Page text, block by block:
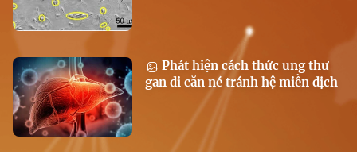
Phát hiện cách thức ung thư
gan di căn né tránh hệ miễn dịch